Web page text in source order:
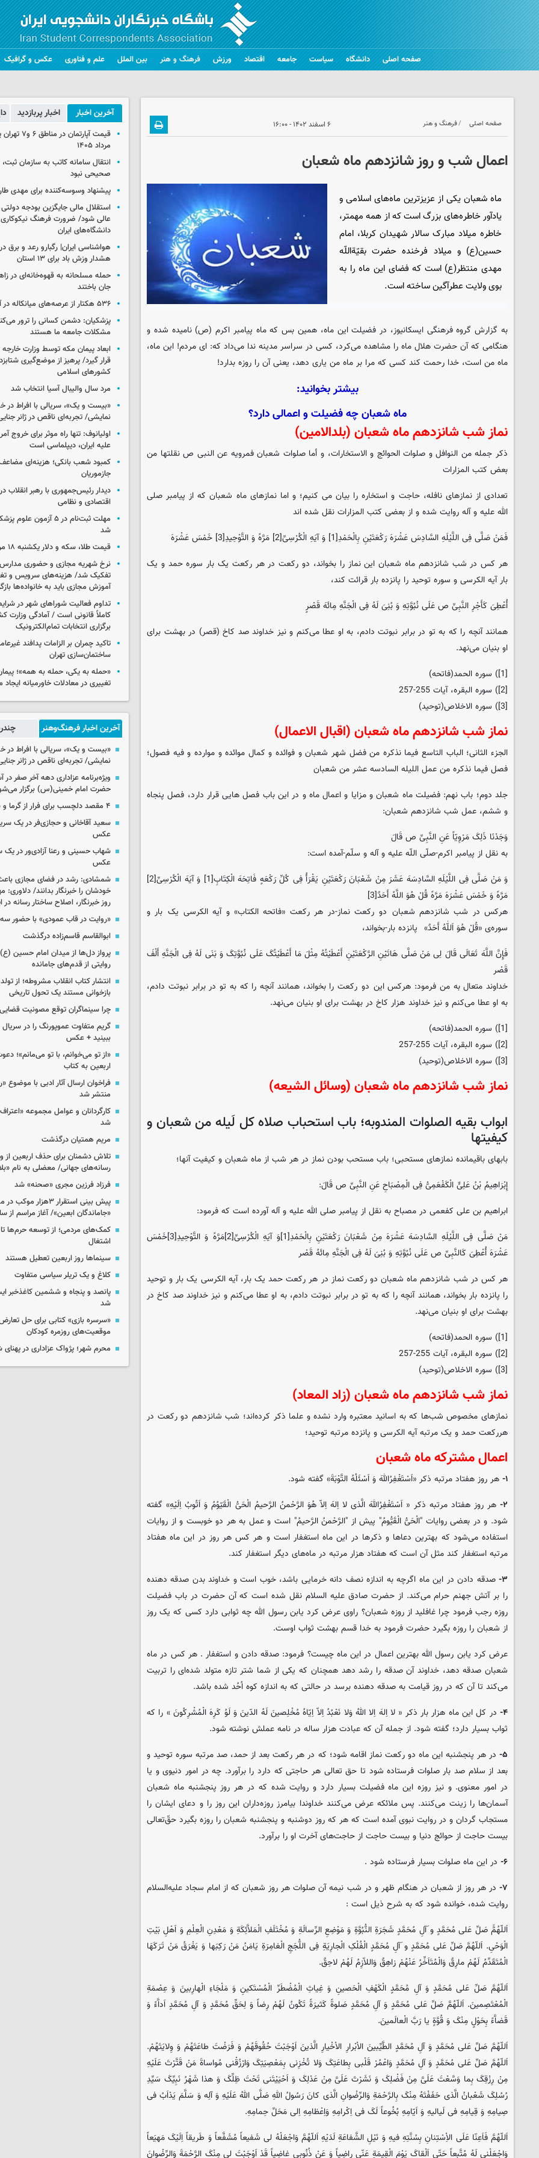
صفحه اصلی دانشگاه سیاست جامعه اقتصاد ورزش فرهنگ و هنر بین الملل علم و فناوری عکس و گرافیک
صفحه اصلی فرهنگ و هنر ۶ اسفند ۱۴۰۲ - ۱۶:۰۰
اعمال شب و روز شانزدهم ماه شعبان
ماه شعبان یکی از عزیزترین ماه‌های اسلامی و
یادآور خاطره‌های بزرگ است که از همه مهمتر،
خاطره میلاد مبارک سالار شهیدان کربلا، امام
حسین(ع) و میلاد فرخنده حضرت بقیّة‌اللّه
مهدی منتظر(ع) است که فضای این ماه را به
بوی ولایت عطرآگین ساخته است.
به گزارش گروه فرهنگیایسکانیوز، در فضیلت این ماه، همین بس که ماه پیامبر اکرم (ص) نامیده شده و
هنگامی که آن حضرت هلال ماه را مشاهده می‌کرد، کسی در سراسر مدینه ندا می‌داد که: ای مردم! این ماه،
ماه من است، خدا رحمت کند کسی که مرا بر ماه من یاری دهد، یعنی آن را روزه بدارد!
بیشتر بخوانید:
ماه شعبان چه فضیلت و اعمالی دارد؟
نماز شب شانزدهم ماه شعبان (بلدالامین)
ذکر جمله من النوافل و صلوات الحوائج و الاستخارات‏، و أما صلوات شعبان فمرویه عن النبی ص نقلتها من
بعض کتب المزارات‏
تعدادی از نمازهای نافله، حاجت و استخاره را بیان می کنیم؛ و اما نمازهای ماه شعبان که از پیامبر صلی
الله علیه و آله روایت شده و از بعضی کتب المزارات نقل شده اند
فَمَنْ صَلَّی فِی اللَّیْلَهِ السَّادِسَ عَشْرَهَ رَکْعَتَیْنِ بِالْحَمْدِ[1] وَ آیَهِ الْکُرْسِیِّ[2] مَرَّهً وَ التَّوْحِیدِ[3] خَمْسَ عَشْرَهَ
هر کس در شب شانزدهم ماه شعبان این نماز را بخواند، دو رکعت در هر رکعت یک بار سوره حمد و یک
بار آیه الکرسی و سوره توحید را پانزده بار قرائت کند،
أُعْطِیَ کَأَجْرِ النَّبِیِّ ص عَلَی نُبُوَّتِهِ وَ بُنِیَ لَهُ فِی الْجَنَّهِ مِائَهَ قَصْرٍ
همانند آنچه را که به تو در برابر نبوتت دادم، به او عطا می‌کنم و نیز خداوند صد کاخ (قصر) در بهشت برای
او بنیان می‌نهد.
[1]) سوره الحمد(فاتحه)
[2]) سوره البقره، آیات 255-257
[3]) سوره الاخلاص(توحید)
نماز شب شانزدهم ماه شعبان (اقبال الاعمال)
الجزء الثانی؛ الباب التاسع فیما نذکره من فضل شهر شعبان و فوائده و کمال موائده و موارده‏ و فیه فصول؛‏
فصل فیما نذکره من عمل اللیله السادسه عشر من شعبان‏
جلد دوم؛ باب نهم: فضیلت ماه شعبان و مزایا و اعمال ماه و در این باب فصل هایی قرار دارد، فصل پنجاه
و ششم، عمل شب شانزدهم شعبان:
وَجَدْنَا ذَلِکَ مَرْوِیّاً عَنِ النَّبِیِّ ص قَالَ‏
به نقل از پیامبر اکرم-صلّی اللّه علیه و آله و سلّم-آمده است:
وَ مَنْ صَلَّی فِی اللَّیْلَهِ السَّادِسَهَ عَشَرَ مِنْ شَعْبَانَ رَکْعَتَیْنِ یَقْرَأُ فِی کُلِّ رَکْعَهٍ فَاتِحَهَ الْکِتَابِ[1] وَ آیَهَ الْکُرْسِیِّ[2]
مَرَّهً وَ خَمْسَ عَشْرَهَ مَرَّهً قُلْ هُوَ اللَّهُ أَحَدٌ[3]
هرکس در شب شانزدهم شعبان دو رکعت نماز-در هر رکعت «فاتحه الکتاب» و آیه الکرسی یک بار و
سوره‌ی «قُلْ هُوَ اَللّٰهُ أَحَدٌ» پانزده بار-بخواند،
فَإِنَّ اللَّهَ تَعَالَی قَالَ لِی مَنْ صَلَّی هَاتَیْنِ الرَّکْعَتَیْنِ أَعْطَیْتُهُ مِثْلَ مَا أَعْطَیْتُکَ عَلَی نُبُوَّتِکَ وَ بَنَی لَهُ فِی الْجَنَّهِ أَلْفَ
قَصْر
خداوند متعال به من فرمود: هرکس این دو رکعت را بخواند، همانند آنچه را که به تو در برابر نبوتت دادم،
به او عطا می‌کنم و نیز خداوند هزار کاخ در بهشت برای او بنیان می‌نهد.
[1]) سوره الحمد(فاتحه)
[2]) سوره البقره، آیات 255-257
[3]) سوره الاخلاص(توحید)
نماز شب شانزدهم ماه شعبان (وسائل الشیعه)
ابواب بقیه الصلوات المندوبه؛ باب استحباب صلاه کل لَیله من شعبان و
کیفیتها
بابهای باقیمانده نمازهای مستحبی؛ باب مستحب بودن نماز در هر شب از ماه شعبان و کیفیت آنها؛
إِبْرَاهِیمُ بْنُ عَلِیٍّ الْکَفْعَمِیُّ فِی الْمِصْبَاحِ عَنِ النَّبِیِّ ص قَالَ:
ابراهیم بن علی کفعمی در مصباح به نقل از پیامبر صلی الله علیه و آله آورده است که فرمود:
مَنْ صَلَّی فِی اللَّیْلَهِ السَّادِسَهَ عَشْرَهَ مِنْ شَعْبَانَ رَکْعَتَیْنِ بِالْحَمْدِ[1]وَ آیَهِ الْکُرْسِیِّ[2]مَرَّهً وَ التَّوْحِیدِ[3]خَمْسَ
عَشْرَهَ أُعْطِیَ کَالنَّبِیِّ ص عَلَی نُبُوَّتِهِ وَ بُنِیَ لَهُ فِی الْجَنَّهِ مِائَهُ قَصْر
هر کس در شب شانزدهم ماه شعبان دو رکعت نماز در هر رکعت حمد یک بار، آیه الکرسی یک بار و توحید
را پانزده بار بخواند، همانند آنچه را که به تو در برابر نبوتت دادم، به او عطا می‌کنم و نیز خداوند صد کاخ در
بهشت برای او بنیان می‌نهد.
[1]) سوره الحمد(فاتحه)
[2]) سوره البقره، آیات 255-257
[3]) سوره الاخلاص(توحید)
نماز شب شانزدهم ماه شعبان (زاد المعاد)
نمازهای مخصوص شب‌ها که به اسانید معتبره وارد نشده و علما ذکر کرده‌اند؛ شب شانزدهم دو رکعت در
هررکعت حمد و یک مرتبه آیه الکرسی و پانزده مرتبه توحید؛
اعمال مشترکه ماه شعبان
۱- هر روز هفتاد مرتبه ذکر «اَسْتَغْفِرُاللهَ وَ اَسْئَلُهُ التَّوْبَةَ» گفته شود.
۲- هر روز هفتاد مرتبه ذکر « اَسْتَغْفِرُاللهَ الَّذی لا اِلهَ اِلاّ هُوَ الرَّحْمنُ الرَّحیمُ الْحَیُّ الْقَیّوُمُ وَ اَتُوبُ اِلَیْهِ» گفته
شود. و در بعضی روایات "الْحَیُّ الْقَیُّومُ" پیش از "الرَّحْمنُ الرَّحیمُ" است و عمل به هر دو خوبست و از روایات
استفاده می‌شود که بهترین دعاها و ذکرها در این ماه استغفار است و هر کس هر روز در این ماه هفتاد
مرتبه استغفار کند مثل آن است که هفتاد هزار مرتبه در ماه‌های دیگر استغفار کند.
۳- صدقه دادن در این ماه اگرچه به اندازه نصف دانه خرمایی باشد، خوب است و خداوند بدن صدقه دهنده
را بر آتش جهنم حرام می‌کند. از حضرت صادق علیه السلام نقل شده است که آن حضرت در باب فضیلت
روزه رجب فرمود چرا غافلید از روزه شعبان؟ راوی عرض کرد یابن رسول الله چه ثوابی دارد کسی که یک روز
از شعبان را روزه بگیرد حضرت فرمود به خدا قسم بهشت ثواب اوست.
عرض کرد یابن رسول الله بهترین اعمال در این ماه چیست؟ فرمود: صدقه دادن و استغفار . هر کس در ماه
شعبان صدقه دهد، خداوند آن صدقه را رشد دهد همچنان که یکی از شما شتر تازه متولد شده‌ای را تربیت
می‌کند تا آن که در روز قیامت به صدقه دهنده برسد در حالتی که به اندازه کوه اُحُد شده باشد.
۴- در کل این ماه هزار بار ذکر « لا اِلهَ اِلا اللهُ وَلا نَعْبُدُ اِلاّ اِیّاهُ مُخْلِصینَ لَهُ الدّینَ وَ لَوُ کَرِهَ الْمُشْرِکُونَ » را که
ثواب بسیار دارد؛ گفته شود. از جمله آن که عبادت هزار ساله در نامه عملش نوشته شود.
۵- در هر پنجشنبه این ماه دو رکعت نماز اقامه شود؛ که در هر رکعت بعد از حمد، صد مرتبه سوره توحید و
بعد از سلام صد بار صلوات فرستاده شود تا حق تعالی هر حاجتی که دارد را برآورد. چه در امور دنیوی و یا
در امور معنوی. و نیز روزه این ماه فضیلت بسیار دارد و روایت شده که در هر روز پنجشنبه ماه شعبان
آسمان‌ها را زینت می‌کنند. پس ملائکه عرض می‌کنند خداوندا بیامرز روزه‌داران این روز را و دعای ایشان را
مستجاب گردان و در روایت نبوی آمده است که هر که روز دوشنبه و پنجشنبه شعبان را روزه بگیرد حقّ‌تعالی
بیست حاجت از حوائج دنیا و بیست حاجت از حاجت‌های آخرت او را برآورد.
۶- در این ماه صلوات بسیار فرستاده شود .
۷- در هر روز از شعبان در هنگام ظهر و در شب نیمه آن صلوات هر روز شعبان که از امام سجاد علیه‌السلام
روایت شده، خوانده شود که به شرح ذیل است :
اَللّهُمََّ صَلِّ عَلی مُحَمَّدٍ و َآلِ مُحَمَّدٍ شَجَرَةِ النُّبُوَّةِ وَ مَوْضِعِ الرِّسالَةِ وَ مُخْتَلَفِ الْمَلاَّئِکَةِ وَ مَعْدِنِ الْعِلْمِ وَ اَهْلِ بَیْتِ
الْوَحْیِ. اَللّهُمَّ صَلِّ عَلی مُحَمَّدٍ و َآلِ مُحَمَّدٍ الْفُلْکِ الْجارِیَةِ فِی اللُّجَجِ الْغامِرَةِ یَامَنُ مَنْ رَکِبَها وَ یَغْرَقُ مَنْ تَرَکَهَا
الْمُتَقَدِّمُ لَهُمْ مارِقٌ وَالْمُتَاَخِّرُ عَنْهُمْ زاهِقٌ وَاللاّزِمُ لَهُمْ لاحِقٌ.
اَللّهُمَّ صَلِّ عَلی مُحَمَّدٍ وَ آلِ مُحَمَّدٍ الْکَهْفِ الْحَصینِ وَ غِیاثِ الْمُضْطَرِّ الْمُسْتَکینِ وَ مَلْجَاءِ الْهارِبینَ وَ عِصْمَةِ
الْمُعْتَصِمینَ. اَللّهُمَّ صَلِّ عَلی مُحَمَّدٍ وَ آلِ مُحَمَّدٍ صَلوةً کَثیرَةً تَکُونُ لَهُمْ رِضاً وَ لِحَقِّ مُحَمَّدٍ وَ آلِ مُحَمَّدٍ اَداَّءً وَ
قَضاَّءً بِحَوْلٍ مِنْکَ وَ قُوَّةٍ یا رَبَّ الْعالَمینَ.
اَللّهُمَّ صَلِّ عَلی مُحَمَّدٍ وَ آلِ مُحَمَّدٍ الطَّیِّبینَ الاْبْرارِ الاْخْیارِ الَّذینَ اَوْجَبْتَ حُقُوقَهُمْ وَ فَرَضْتَ طاعَتَهُمْ وَ وِلایَتَهُمْ.
اَللّهُمَّ صَلِّ عَلی مُحَمَّدٍ وَ آلِ مُحَمَّدٍ وَاعْمُرْ قَلْبی بِطاعَتِکَ وَلا تُخْزِنی بِمَعْصِیَتِکَ وَارْزُقْنی مُواساةَ مَنْ قَتَّرْتَ عَلَیْهِ
مِنْ رِزْقِکَ بِما وَسَّعْتَ عَلَیَّ مِنْ فَضْلِکَ وَ نَشَرْتَ عَلَیَّ مِنْ عَدْلِکَ وَ اَحْیَیْتَنی تَحْتَ ظِلِّکَ وَ هذا شَهْرُ نَبِیِّکَ سَیِّدِ
رُسُلِکَ شَعْبانُ الَّذی حَفَفْتَهُ مِنْکَ بِالرَّحْمَةِ وَالرِّضْوانِ الَّذی کانَ رَسُولُ اللهِ صَلَّی اللهُ عَلَیْهِ وَ آلِه وَ سَلَّمَ یَدْاَبُ فی
صِیامِهِ وَ قِیامِهِ فی لَیالیهِ وَ اَیّامِهِ بُخُوعاً لَکَ فی اِکْرامِهِ وَاِعْظامِهِ اِلی مَحَلِّ حِمامِهِ.
اَللّهُمَّ فَاَعِنّا عَلَی الاِْسْتِنانِ بِسُنَّتِهِ فیهِ وَ نَیْلِ الشَّفاعَةِ لَدَیْهِ اَللّهُمَّ وَاجْعَلْهُ لی شَفیعاً مُشَفَّعاً وَ طَریقاً اِلَیْکَ مَهیَعاً
وَاجْعَلْنی لَهُ مُتَّبِعاً حَتّی اَلْقاکَ یَوْمَ الْقِیمَةِ عَنّی راضِیاً وَ عَنْ ذُنُوبی غاضِیاً قَدْ اَوْجَبْتَ لی مِنْکَ الرَّحْمَةَ وَالرِّضْوانَ
آخرین اخبار اخبار پربازدید
مرداد ۱۴۰۵
انتقال سامانه کاتب به سازمان
صحیحی نبود
پیشنهاد وسوسه‌کننده برای مهدی
استقلال مالی جایگزین بودجه
عالی شود/ ضرورت فرهنگ
دانشگاه‌های ایران
هشدار وزش باد برای ۱۳ استان‌
جان باختند
۵۳۶ هکتار از عرصه‌های میانکاله در آتش سوخت
پزشکیان: دشمن کسانی را ترور
مشکلات جامعه ما هستند
ابعاد پیمان مکه توسط وزارت
قرار گیرد/ پرهیز از موضع‌گیری
کشورهای اسلامی
مرد سال والیبال آسیا انتخاب شد
«بیست و یک»، سریالی با افراط
نمایشی/ تجربه‌ای ناقص در ژانر
اولیانوف: تنها راه موثر برای خروج
علیه ایران، دیپلماسی است
کمبود شعب بانکی؛ هزینه‌ای
جازموریان
دیدار رئیس‌جمهوری با رهبر انقلاب
اقتصادی و نظامی
مهلت ثبت‌نام در ۵ آزمون
شد
قیمت طلا، سکه و دلار یکشنبه ۱۸ مرداد ۱۴۰۵
نرخ شهریه مجازی و حضوری مدارس
تفکیک شد/ هزینه‌های سرویس و
آموزش مجازی باید به خانواده‌ها
تداوم فعالیت شوراهای شهر در
کاملاً قانونی است / آمادگی وزارت
برگزاری انتخابات تمام‌الکترونیک
تاکید چمران بر الزامات پدافند
ساختمان‌سازی تهران
«حمله به یکی، حمله به همه»؛
تغییری در معادلات خاورمیانه
آخرین اخبار فرهنگ‌وهنر
«بیست و یک»، سریالی با افراط
نمایشی/ تجربه‌ای ناقص در ژانر
ویژه‌برنامه عزاداری دهه آخر صفر
حضرت امام خمینی(س) برگزار
۴ مقصد دلچسب برای فرار از گرما و شلوغی تهران
سعید آقاخانی و حجازی‌فر در یک
عکس
شهاب حسینی و رعنا آزادی‌ور در یک
عکس
شمشادی: رشد در فضای مجازی
خودشان را خبرنگار بدانند/ دلاوری:
روز خبرنگار، اصلاح ساختار رسانه
«روایت در قاب عمودی» با حضور
ابوالقاسم قاسم‌زاده درگذشت
پرواز دل‌ها از میدان امام حسین (ع)
روایتی از قدم‌های جامانده
انتشار کتاب انقلاب مشروطه؛ از
بازخوانی مستند یک تحول تاریخی
چرا سینماگران توقع مصونیت قضایی
گریم متفاوت عموپورنگ را در سریال
ببینید + عکس
«از تو می‌خوانم، با تو می‌مانم»؛
اربعین به کتاب
فراخوان ارسال آثار ادبی با موضوع
منتشر شد
کارگردانان و عوامل مجموعه
شد
مریم همتیان درگذشت
تلاش دشمنان برای حذف اربعین از
رسانه‌های جهانی/ معضلی به نام
فرزاد فرزین مجری «صحنه» شد
پیش بینی استقرار ۳هزار
«جاماندگان ابعین»/ آغاز مراسم از
کمک‌های مردمی؛ از توسعه حرم‌ها تا
اشتغال
سینماها روز اربعین تعطیل هستند
کلاغ و یک تریلر سیاسی متفاوت
پانصد و پنجاه و ششمین کاغذخبر
شد
«سرسره بازی» کتابی برای حل
موقعیت‌های روزمره کودکان
محرم شهر؛ پژواک عزاداری در پهنای